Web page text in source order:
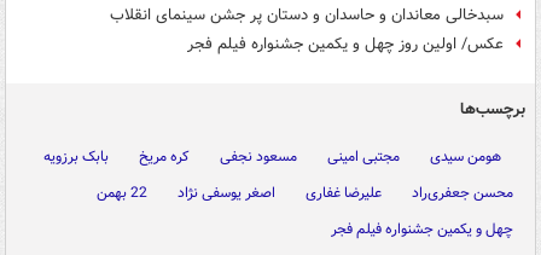
سبدخالی معاندان و حاسدان و دستان پر جشن سینمای انقلاب
عکس/ اولین روز چهل و یکمین جشنواره فیلم فجر
برچسب‌ها
هومن سیدی مجتبی امینی مسعود نجفی کره مریخ
بابک برزویه
محسن جعفری‌راد
علیرضا غفاری اصغر یوسفی نژاد
22 بهمن
چهل و یکمین جشنواره فیلم فجر